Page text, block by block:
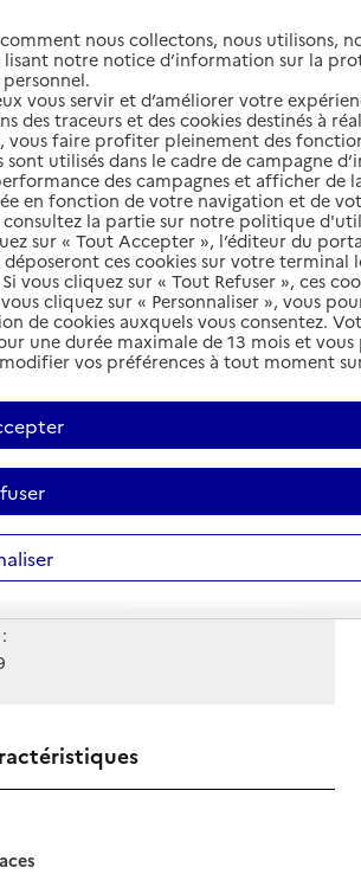
HAUTE-SAVOIE
2026
autour de Thonon-les-Bains
erreur
la Ratte
les-Bains
:
25
:
nous collectons, nous utilisons,
lisant notre notice d’information sur la
vous servir et d’améliorer votre
des traceurs et des cookies destinés à
vous faire profiter pleinement des
sont utilisés dans le cadre de campagne
des campagnes et afficher de
en fonction de votre navigation et de
consultez la partie sur notre politique
sur « Tout Accepter », l’éditeur du
ces cookies sur votre terminal
vous cliquez sur « Tout Refuser », ces
cliquez sur « Personnaliser », vous
de cookies auxquels vous consentez.
une durée maximale de 13 mois et
vos préférences à tout moment